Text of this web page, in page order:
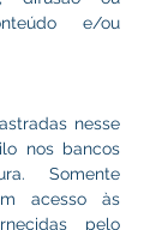
e/ou
nesse
nos bancos
Somente
acesso às
pelo